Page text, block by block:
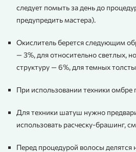
следует помыть за день до
предупредить мастера).
Окислитель берется следующим
— 3%, для относительно светлых,
структуру — 6%, для темных
При использовании техники омбре
Для техники шатуш нужно
использовать расческу-брашинг,
Перед процедурой волосы делятся